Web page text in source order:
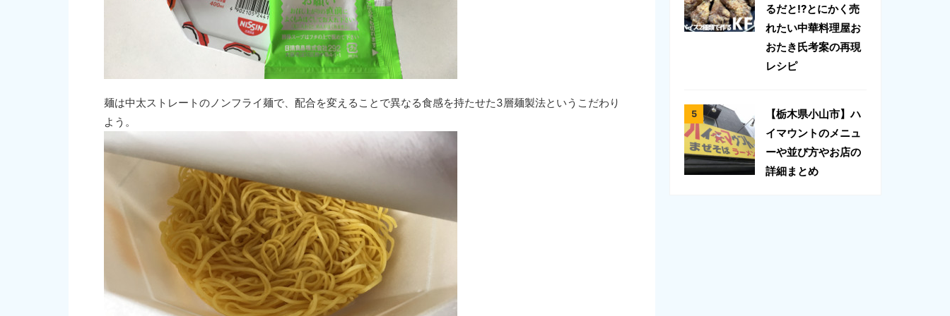
麺は中太ストレートのノンフライ麺で、配合を変えることで異なる食感を持たせた3層麺製法というこだわり
よう。
るだと!?とにかく売
れたい中華料理屋お
おたき氏考案の再現
レシピ
【栃木県小山市】ハ
イマウントのメニュ
ーや並び方やお店の
詳細まとめ